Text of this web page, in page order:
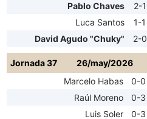
Pablo Chaves
2-1
Luca Santos
1-1
David Agudo "Chuky"
2-0
Jornada 37
26/may/2026
Marcelo Habas
0-0
Raúl Moreno
0-3
Luis Soler
0-3